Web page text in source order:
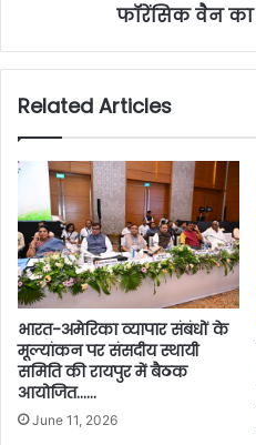
फॉरेंसिक वैन का
Related Articles
भारत-अमेरिका व्यापार संबंधों के
मूल्यांकन पर संसदीय स्थायी
समिति की रायपुर में बैठक
आयोजित……
June 11, 2026